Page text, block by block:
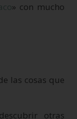
» con mucho
las cosas que
otras